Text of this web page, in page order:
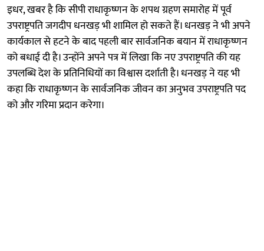
इधर, खबर है कि सीपी राधाकृष्णन के शपथ ग्रहण समारोह में पूर्व
उपराष्ट्रपति जगदीप धनखड़ भी शामिल हो सकते हैं। धनखड़ ने भी अपने
कार्यकाल से हटने के बाद पहली बार सार्वजनिक बयान में राधाकृष्णन
को बधाई दी है। उन्होंने अपने पत्र में लिखा कि नए उपराष्ट्रपति की यह
उपलब्धि देश के प्रतिनिधियों का विश्वास दर्शाती है। धनखड़ ने यह भी
कहा कि राधाकृष्णन के सार्वजनिक जीवन का अनुभव उपराष्ट्रपति पद
को और गरिमा प्रदान करेगा।